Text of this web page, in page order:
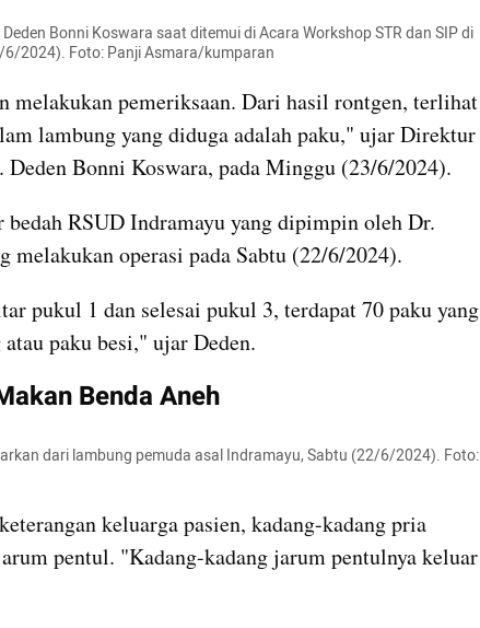
Bonni Koswara saat ditemui di Acara Workshop STR dan SIP di
2024). Foto: Panji Asmara/kumparan
melakukan pemeriksaan. Dari hasil rontgen, terlihat
lambung yang diduga adalah paku," ujar Direktur
Bonni Koswara, pada Minggu (23/6/2024).
RSUD Indramayu yang dipimpin oleh Dr.
melakukan operasi pada Sabtu (22/6/2024).
pukul 1 dan selesai pukul 3, terdapat 70 paku yang
paku besi," ujar Deden.
Benda Aneh
dari lambung pemuda asal Indramayu, Sabtu (22/6/2024). Foto:
keluarga pasien, kadang-kadang pria
pentul. "Kadang-kadang jarum pentulnya keluar